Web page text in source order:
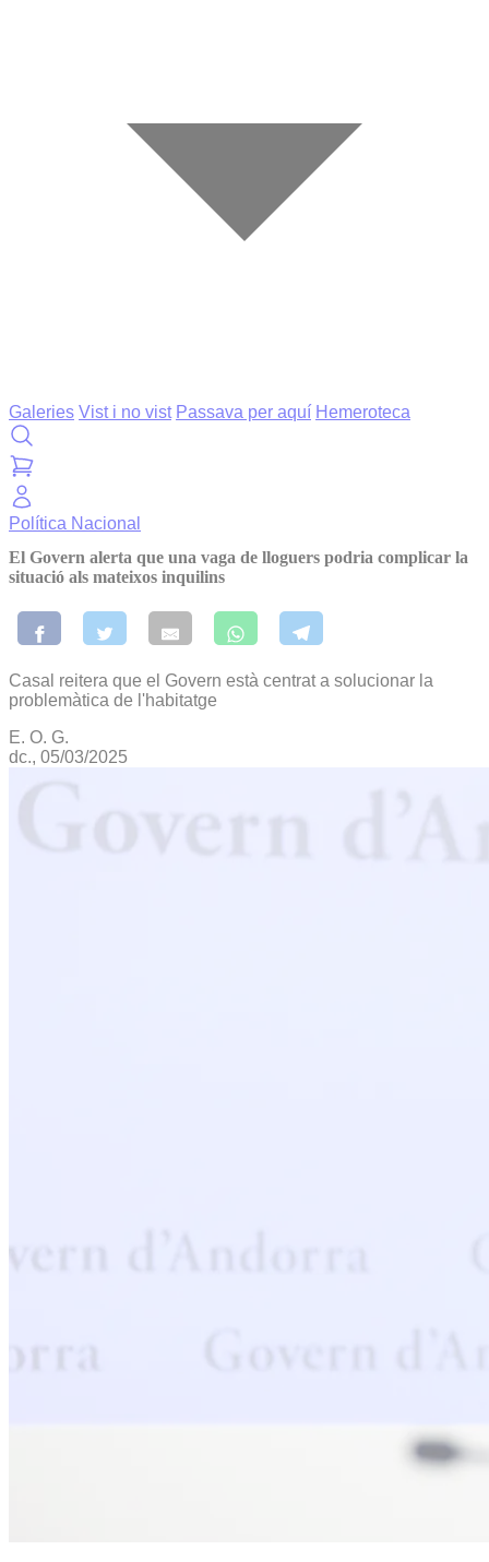
Galeries Vist i no vist Passava per aquí Hemeroteca
Política Nacional
El Govern alerta que una vaga de lloguers podria complicar la
situació als mateixos inquilins
Casal reitera que el Govern està centrat a solucionar la
problemàtica de l'habitatge
E. O. G.
dc., 05/03/2025